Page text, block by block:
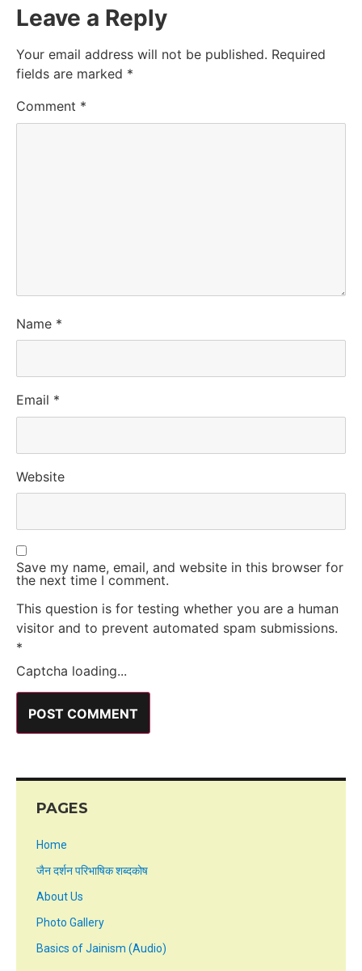
Leave a Reply
Your email address will not be published. Required
fields are marked *
Comment *
Name *
Email *
Website
Save my name, email, and website in this browser for
the next time I comment.
This question is for testing whether you are a human
visitor and to prevent automated spam submissions.
*
Captcha loading...
PAGES
Home
जैन दर्शन परिभाषिक शब्दकोष
About Us
Photo Gallery
Basics of Jainism (Audio)